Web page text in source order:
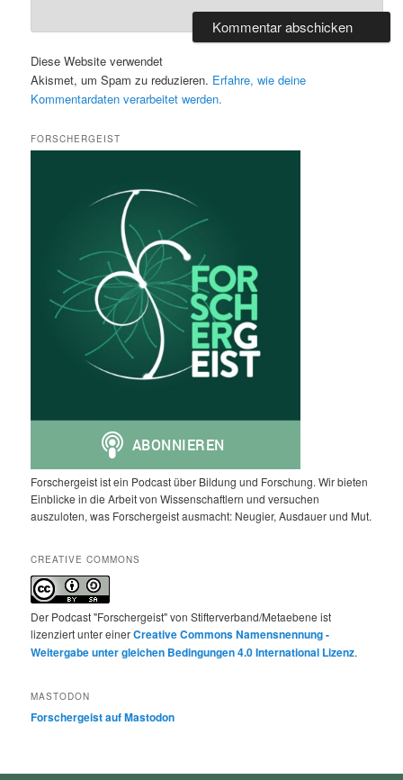
Diese Website verwendet
Akismet, um Spam zu reduzieren. Erfahre, wie deine
Kommentardaten verarbeitet werden.
FORSCHERGEIST
Forschergeist ist ein Podcast über Bildung und Forschung. Wir bieten
Einblicke in die Arbeit von Wissenschaftlern und versuchen
auszuloten, was Forschergeist ausmacht: Neugier, Ausdauer und Mut.
CREATIVE COMMONS
Der Podcast "Forschergeist" von Stifterverband/Metaebene ist
lizenziert unter einerCreative Commons Namensnennung -
Weitergabe unter gleichen Bedingungen 4.0 International Lizenz.
MASTODON
Forschergeist auf Mastodon